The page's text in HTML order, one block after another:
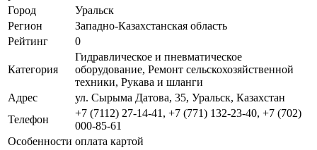
Город
Уральск
Регион
Западно-Казахстанская область
Рейтинг
0
Категория
Гидравлическое и пневматическое
оборудование, Ремонт сельскохозяйственной
техники, Рукава и шланги
Адрес
ул. Сырыма Датова, 35, Уральск, Казахстан
Телефон
+7 (7112) 27-14-41, +7 (771) 132-23-40, +7 (702)
000-85-61
Особенности оплата картой